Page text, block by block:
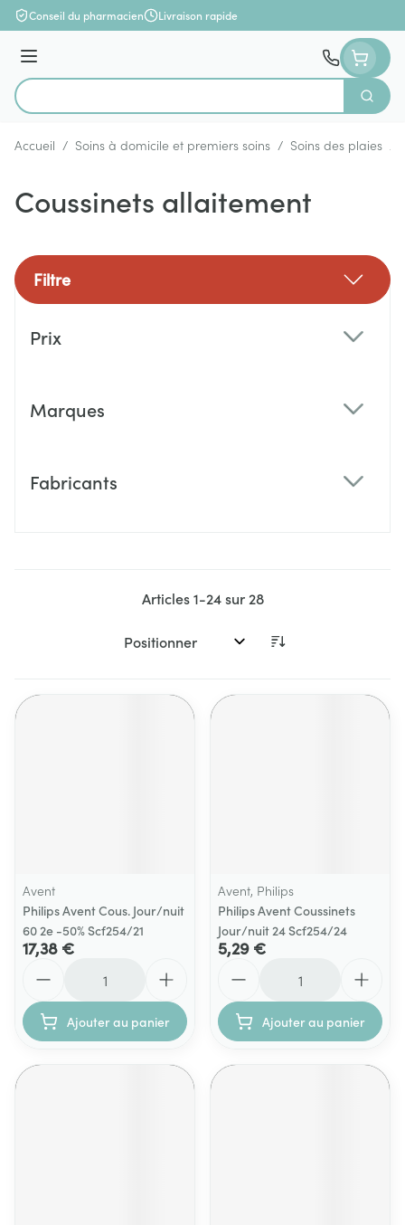
Aller au contenu
Conseil du pharmacien Livraison rapide
Menu
Rechercher
Accueil / Soins à domicile et premiers soins / Soins des plaies /
Coussinets allaitement
Filtre
Prix
Marques
Fabricants
Articles1-24sur 28
Trier par:
Avent
Philips Avent Cous. Jour/nuit
60 2e -50% Scf254/21
17,38 €
Ajouter au panier
Avent, Philips
Philips Avent Coussinets
Jour/nuit 24 Scf254/24
5,29 €
Ajouter au panier